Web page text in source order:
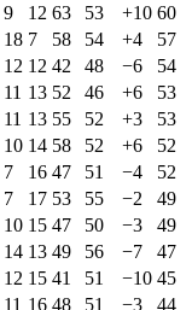
9 12 63 53 +10 60
18 7 58 54 +4
57
12 12 42 48 −6
54
11 13 52 46 +6
53
11 13 55 52 +3
53
10 14 58 52 +6
52
7 16 47 51 −4
52
7 17 53 55 −2
49
10 15 47 50 −3
49
14 13 49 56 −7
47
12 15 41 51 −10 45
11 16 48 51 −3 44